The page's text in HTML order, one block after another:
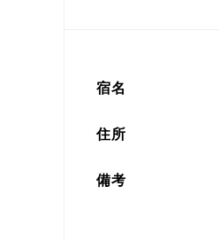
宿名
住所
備考